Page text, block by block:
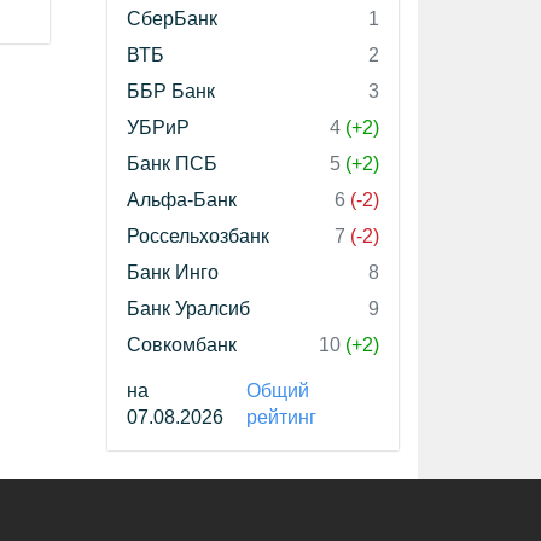
СберБанк
1
ВТБ
2
ББР Банк
3
УБРиР
4 (+2)
Банк ПСБ
5 (+2)
Альфа-Банк
6 (-2)
Россельхозбанк
7 (-2)
Банк Инго
8
Банк Уралсиб
9
Совкомбанк
10 (+2)
на
07.08.2026
Общий
рейтинг